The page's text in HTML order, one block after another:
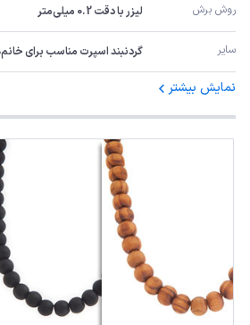
روش برش لیزر با دقت 0.2 میلی‌متر
سایر گردنبند اسپرت مناسب برای خانم‌ها و آقایان
نمایش بیشتر